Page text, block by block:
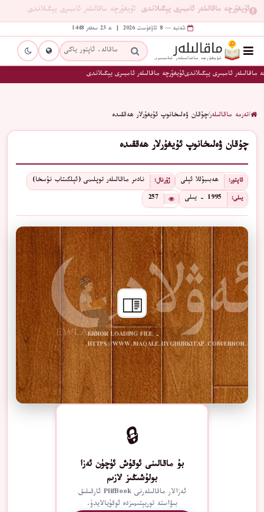
ئۇيغۇرچە ماقالىلەر ئامبىرى يېڭىلاندى ئۇيغۇرچە ماقالىلەر ئامبىرى يېڭىلاندى
شەنبە — 8 ئاۋغۇست 2026 | ھ 23 سەفەر 1448
ماقالىلەر ئامبىرى يېڭىلاندىئۇيغۇرچە ماقالىلەر ئامبىرى يېڭىلاندى
/تەرمە ماقالىلەر/چۇقان ۋەلىخانوپ ئۇيغۇرلار ھەققىدە
چۇقان ۋەلىخانوپ ئۇيغۇرلار ھەققىدە
ئاپتور: ھەبىبۇللا ئېلى ژۇرنال: نادىر ماقالىلەر توپلىمى (ئېلكىتاب نۇسخا)
يىلى: 1995 - يىلى 257
ERROR LOADING FILE -
HTTPS://WWW.MAQALE.UYGHURKITAP.COM/ERROR.PDF
🔒
بۇ ماقالىنى ئوقۇش ئۈچۈن ئەزا
بولۇشىڭىز لازىم
ئەزالار ماقالىلەرنى PlifBook ئارقىلىق
بىۋاستە توربېتىمىزدە ئوقۇيالايدۇ.